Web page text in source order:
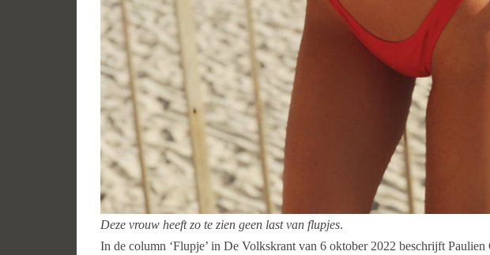
Deze vrouw heeft zo te zien geen last van flupjes.
In de column ‘Flupje’ in De Volkskrant van 6 oktober 2022 beschrijft